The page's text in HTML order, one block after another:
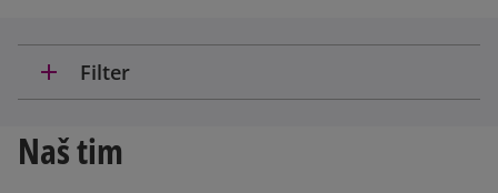
add Filter
Naš tim